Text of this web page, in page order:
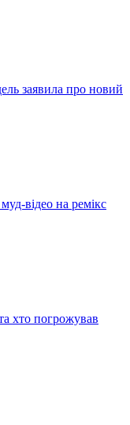
заявила про новий
відео на ремікс
хто погрожував